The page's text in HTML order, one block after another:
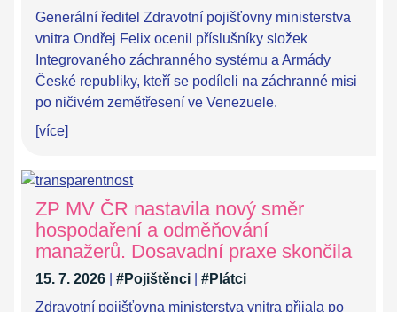
Generální ředitel Zdravotní pojišťovny ministerstva
vnitra Ondřej Felix ocenil příslušníky složek
Integrovaného záchranného systému a Armády
České republiky, kteří se podíleli na záchranné misi
po ničivém zemětřesení ve Venezuele.
[více]
ZP MV ČR nastavila nový směr
hospodaření a odměňování
manažerů. Dosavadní praxe skončila
15. 7. 2026 #Pojištěnci
#Plátci
Zdravotní pojišťovna ministerstva vnitra přijala po